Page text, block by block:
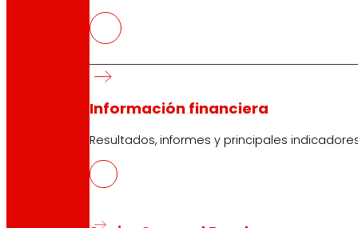
Información financiera
Resultados, informes y principales